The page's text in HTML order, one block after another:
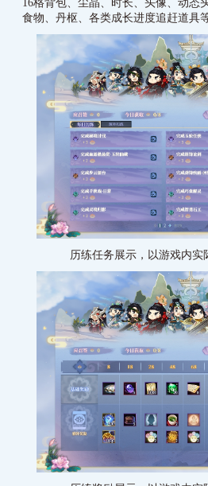
食物、丹枢、各类成长进度追赶道具
历练任务展示，以游戏内实